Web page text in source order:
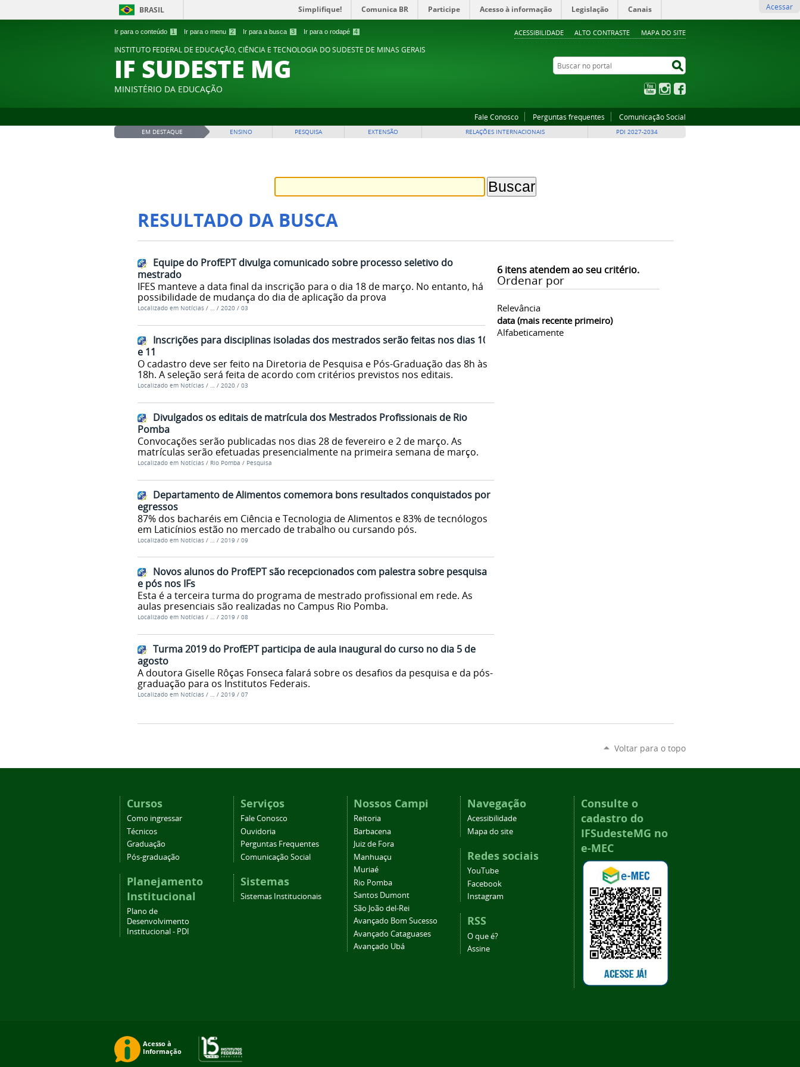
Ir para o conteúdo 1 Ir para o menu 2 Ir para a busca 3 Ir para o rodapé 4 ACESSIBILIDADE ALTO CONTRASTE MAPA DO SITE
BRASIL Simplifique! Comunica BR Participe Acesso à informação Legislação Canais Acessar
INSTITUTO FEDERAL DE EDUCAÇÃO, CIÊNCIA E TECNOLOGIA DO SUDESTE DE MINAS GERAIS
IF SUDESTE MG
MINISTÉRIO DA EDUCAÇÃO
Buscar no portal
YouTubeInstagram
Fale Conosco Perguntas frequentes Comunicação Social
EM DESTAQUE ENSINO PESQUISA EXTENSÃO RELAÇÕES INTERNACIONAIS PDI 2027-2034
RESULTADO DA BUSCA
6itens atendem ao seu critério.
Ordenar por
Relevância
data (mais recente primeiro)
Alfabeticamente
Equipe do ProfEPT divulga comunicado sobre processo seletivo do
mestrado
IFES manteve a data final da inscrição para o dia 18 de março. No entanto, há
possibilidade de mudança do dia de aplicação da prova
Localizado em Notícias / … / 2020 / 03
Inscrições para disciplinas isoladas dos mestrados serão feitas nos dias 10
e 11
O cadastro deve ser feito na Diretoria de Pesquisa e Pós-Graduação das 8h às
18h. A seleção será feita de acordo com critérios previstos nos editais.
Localizado em Notícias / … / 2020 / 03
Divulgados os editais de matrícula dos Mestrados Profissionais de Rio
Pomba
Convocações serão publicadas nos dias 28 de fevereiro e 2 de março. As
matrículas serão efetuadas presencialmente na primeira semana de março.
Localizado em Notícias / Rio Pomba / Pesquisa
Departamento de Alimentos comemora bons resultados conquistados por
egressos
87% dos bacharéis em Ciência e Tecnologia de Alimentos e 83% de tecnólogos
em Laticínios estão no mercado de trabalho ou cursando pós.
Localizado em Notícias / / 2019 / 09
Novos alunos do ProfEPT são recepcionados com palestra sobre pesquisa
e pós nos IFs
Esta é a terceira turma do programa de mestrado profissional em rede. As
aulas presenciais são realizadas no Campus Rio Pomba.
Localizado em Notícias / … / 2019 / 08
Turma 2019 do ProfEPT participa de aula inaugural do curso no dia 5 de
agosto
A doutora Giselle Rôças Fonseca falará sobre os desafios da pesquisa e da pós-
graduação para os Institutos Federais.
Localizado em Notícias / … / 2019 / 07
Voltar para o topo
Cursos
Como ingressar
Técnicos
Graduação
Pós-graduação
Planejamento
Institucional
Plano de
Desenvolvimento
Institucional - PDI
Serviços
Fale Conosco
Ouvidoria
Perguntas Frequentes
Comunicação Social
Sistemas
Sistemas Institucionais
Nossos Campi
Reitoria
Barbacena
Juiz de Fora
Manhuaçu
Muriaé
Rio Pomba
Santos Dumont
São João del-Rei
Avançado Bom Sucesso
Avançado Cataguases
Avançado Ubá
Navegação
Acessibilidade
Mapa do site
Redes sociais
YouTube
Facebook
Instagram
RSS
O que é?
Assine
Consulte o
cadastro do
IFSudesteMG no
e-MEC